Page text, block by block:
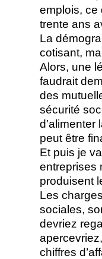
emplois, ce
trente ans
La
cotisant,
Alors, une
faudrait
des
sécurité
peut être
Et puis je
entreprises
produisent
Les
sociales,
devriez
chiffres